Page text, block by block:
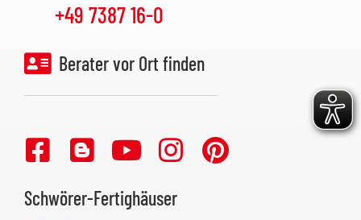
+49 7387 16-0
Berater vor Ort finden
Schwörer-Fertighäuser